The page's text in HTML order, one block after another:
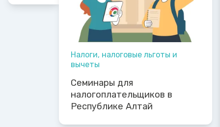
Налоги, налоговые льготы и
вычеты
Семинары для
налогоплательщиков в
Республике Алтай